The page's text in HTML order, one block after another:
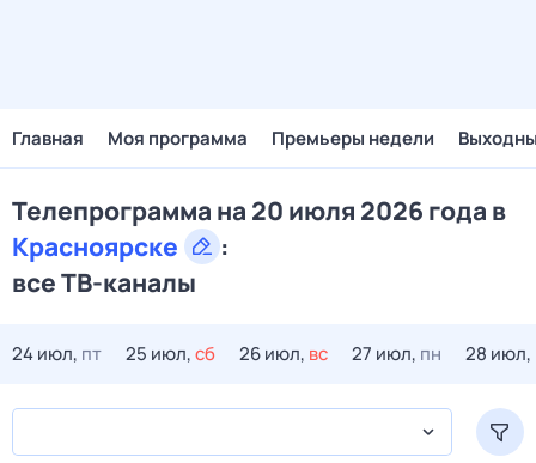
Главная Моя программа Премьеры недели
Телепрограмма на 20 июля 2026 года в
Красноярске
:
все ТВ-каналы
24 июл, пт 25 июл,сб 26 июл, вс 27 июл, пн 28 июл,